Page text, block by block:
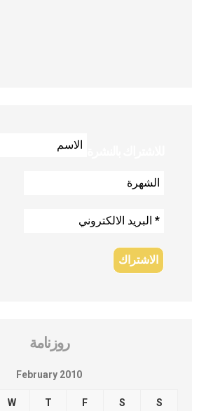
روزنامة
February 2010
W T F S S